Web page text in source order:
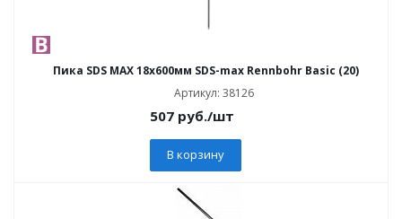
Пика SDS MAX 18x600мм SDS-max Rennbohr Basic (20)
Артикул: 38126
507 руб./шт
В корзину